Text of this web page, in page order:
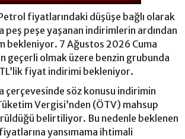
fiyatlarındaki düşüşe bağlı olarak
peşe yaşanan indirimlerin ardından
bekleniyor. 7 Ağustos 2026 Cuma
geçerli olmak üzere benzin grubunda
fiyat indirimi bekleniyor.
çerçevesinde söz konusu indirimin
Vergisi’nden (ÖTV) mahsup
belirtiliyor. Bu nedenle beklenen
yansımama ihtimali